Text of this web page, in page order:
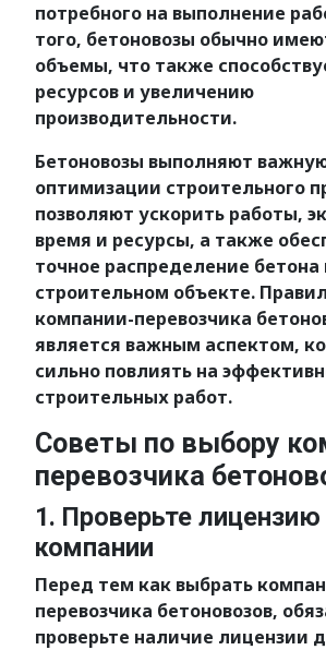
потребного на выполнение
того, бетоновозы обычно
объемы, что также
ресурсов и увеличению
производительности.
Бетоновозы выполняют
оптимизации строительного
позволяют ускорить работы,
время и ресурсы, а также
точное распределение бетона
строительном объекте.
компании-перевозчика
является важным аспектом,
сильно повлиять на
строительных работ.
Советы по выбору
перевозчика
1. Проверьте
компании
Перед тем как выбрать
перевозчика бетоновозов,
проверьте наличие лицензии